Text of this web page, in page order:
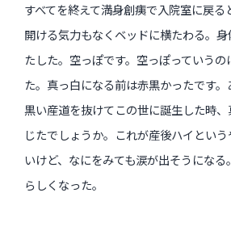
すべてを終えて満身創痍で入院室に戻る
開ける気力もなくベッドに横たわる。
たした。空っぽです。空っぽっていう
た。真っ白になる前は赤黒かったです
黒い産道を抜けてこの世に誕生した時
じたでしょうか。これが産後ハイとい
いけど、なにをみても涙が出そうになる
らしくなった。